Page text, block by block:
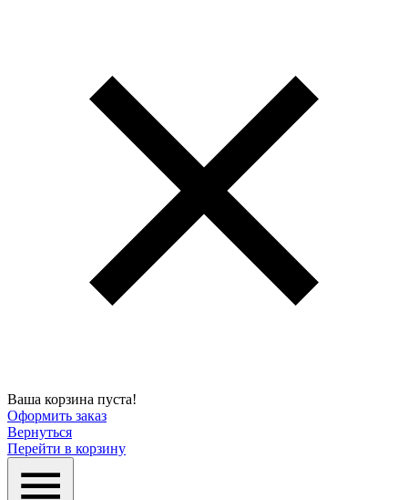
Ваша корзина пуста!
Оформить заказ
Вернуться
Перейти в корзину